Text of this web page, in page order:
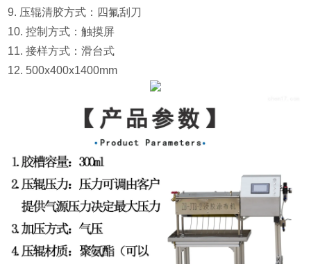
9. 压辊清胶方式：四氟刮刀
10. 控制方式：触摸屏
11. 接样方式：滑台式
12. 500x400x1400mm